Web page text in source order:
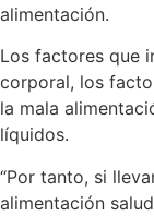
alimentación.
Los factores que
corporal, los
la mala
líquidos.
“Por tanto, si
alimentación